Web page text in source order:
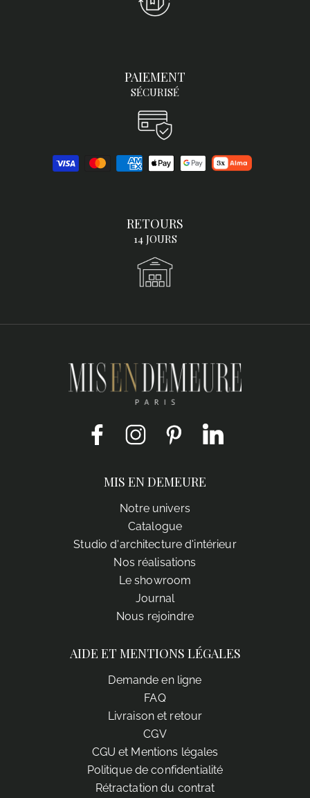
PAIEMENT
SÉCURISÉ
RETOURS
14 JOURS
Facebook Instagram Pinterest
MIS EN DEMEURE
Notre univers
Catalogue
Studio d'architecture d'intérieur
Nos réalisations
Le showroom
Journal
Nous rejoindre
AIDE ET MENTIONS LÉGALES
Demande en ligne
FAQ
Livraison et retour
CGV
CGU et Mentions légales
Politique de confidentialité
Rétractation du contrat